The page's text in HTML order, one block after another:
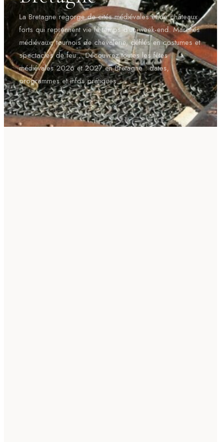
La Bretagne regorge de cités médiévales et de châteaux
forts qui reprennent vie le temps d’un week-end. Marchés
médiévaux, tournois de chevalerie, défilés en costumes et
spectacles de feu… Découvrez toutes les fêtes
médiévales 2026 et 2027 en Bretagne : dates,
programmes et infos pratiques.